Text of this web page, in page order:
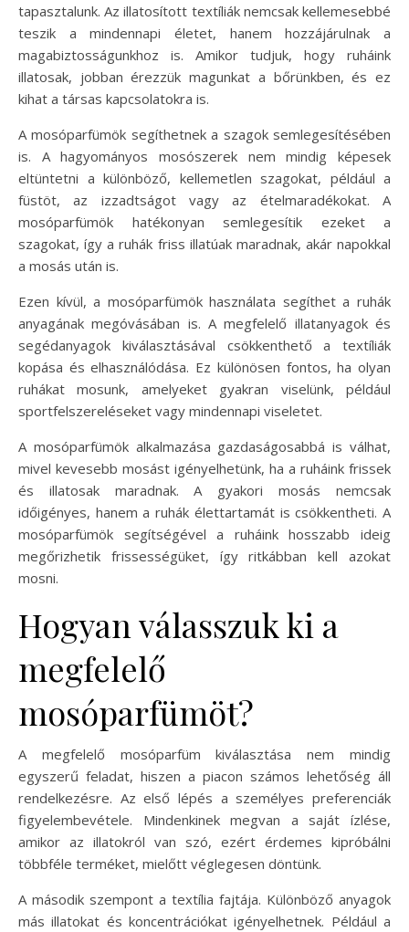
tapasztalunk. Az illatosított textíliák nemcsak kellemesebbé
teszik a mindennapi életet, hanem hozzájárulnak a
magabiztosságunkhoz is. Amikor tudjuk, hogy ruháink
illatosak, jobban érezzük magunkat a bőrünkben, és ez
kihat a társas kapcsolatokra is.
A mosóparfümök segíthetnek a szagok semlegesítésében
is. A hagyományos mosószerek nem mindig képesek
eltüntetni a különböző, kellemetlen szagokat, például a
füstöt, az izzadtságot vagy az ételmaradékokat. A
mosóparfümök hatékonyan semlegesítik ezeket a
szagokat, így a ruhák friss illatúak maradnak, akár napokkal
a mosás után is.
Ezen kívül, a mosóparfümök használata segíthet a ruhák
anyagának megóvásában is. A megfelelő illatanyagok és
segédanyagok kiválasztásával csökkenthető a textíliák
kopása és elhasználódása. Ez különösen fontos, ha olyan
ruhákat mosunk, amelyeket gyakran viselünk, például
sportfelszereléseket vagy mindennapi viseletet.
A mosóparfümök alkalmazása gazdaságosabbá is válhat,
mivel kevesebb mosást igényelhetünk, ha a ruháink frissek
és illatosak maradnak. A gyakori mosás nemcsak
időigényes, hanem a ruhák élettartamát is csökkentheti. A
mosóparfümök segítségével a ruháink hosszabb ideig
megőrizhetik frissességüket, így ritkábban kell azokat
mosni.
Hogyan válasszuk ki a
megfelelő
mosóparfümöt?
A megfelelő mosóparfüm kiválasztása nem mindig
egyszerű feladat, hiszen a piacon számos lehetőség áll
rendelkezésre. Az első lépés a személyes preferenciák
figyelembevétele. Mindenkinek megvan a saját ízlése,
amikor az illatokról van szó, ezért érdemes kipróbálni
többféle terméket, mielőtt véglegesen döntünk.
A második szempont a textília fajtája. Különböző anyagok
más illatokat és koncentrációkat igényelhetnek. Például a